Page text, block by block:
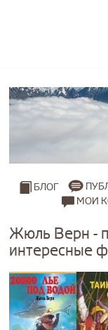
БЛОГ
МОИ
Жюль Верн -
интересные